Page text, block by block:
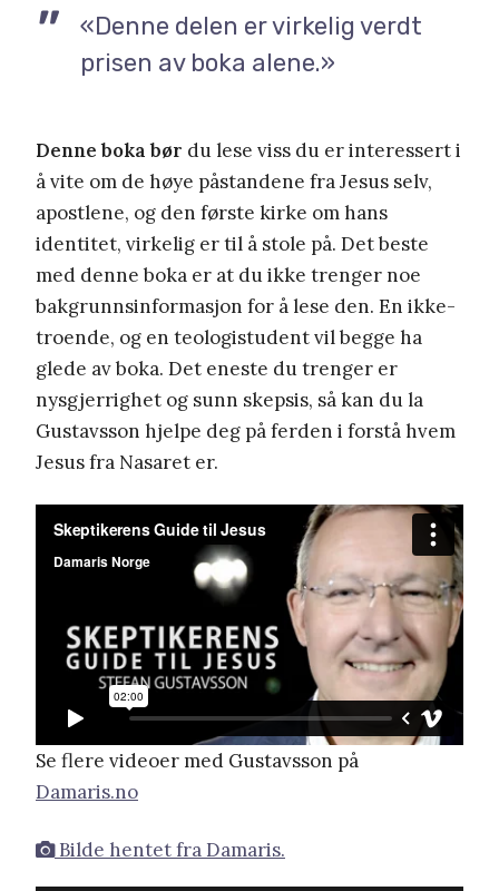
«Denne delen er virkelig verdt
prisen av boka alene.»
Denne boka bør du lese viss du er interessert i
å vite om de høye påstandene fra Jesus selv,
apostlene, og den første kirke om hans
identitet, virkelig er til å stole på. Det beste
med denne boka er at du ikke trenger noe
bakgrunnsinformasjon for å lese den. En ikke-
troende, og en teologistudent vil begge ha
glede av boka. Det eneste du trenger er
nysgjerrighet og sunn skepsis, så kan du la
Gustavsson hjelpe deg på ferden i forstå hvem
Jesus fra Nasaret er.
Se flere videoer med Gustavsson på
Damaris.no
Bilde hentet fra Damaris.